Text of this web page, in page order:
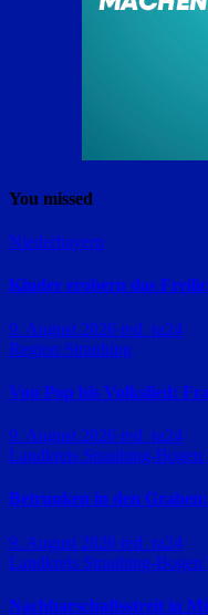
You missed
Niederbayern
Kinder erobern das
9. August 2026 red_ra24
Region Straubing
Von Pop bis Volkslied:
9. August 2026 red_ra24
Landkreis Straubing-Bogen
Betrunken in den
9. August 2026 red_ra24
Landkreis Straubing-Bogen
Nachbarschaftsstreit in